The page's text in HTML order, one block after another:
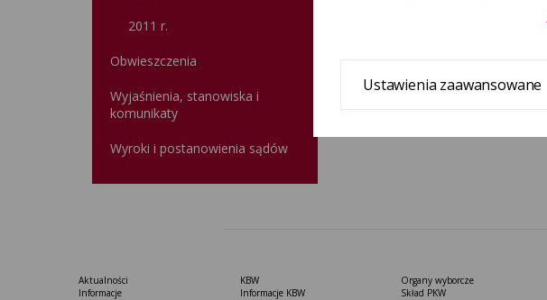
2011 r.
Obwieszczenia
Wyjaśnienia, stanowiska i
komunikaty
Wyroki i postanowienia sądów
Aktualności
Informacje
KBW
Informacje KBW
Organy wyborcze
Skład PKW
Ustawienia zaawansowane